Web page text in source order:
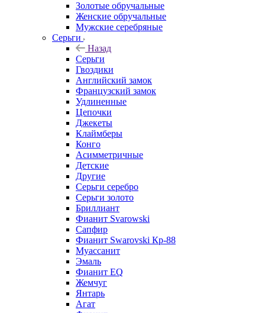
Золотые обручальные
Женские обручальные
Мужские серебряные
Серьги
Назад
Серьги
Гвоздики
Английский замок
Французский замок
Удлиненные
Цепочки
Джекеты
Клаймберы
Конго
Асимметричные
Детские
Другие
Серьги серебро
Серьги золото
Бриллиант
Фианит Svarowski
Сапфир
Фианит Swarovski Кр-88
Муассанит
Эмаль
Фианит EQ
Жемчуг
Янтарь
Агат